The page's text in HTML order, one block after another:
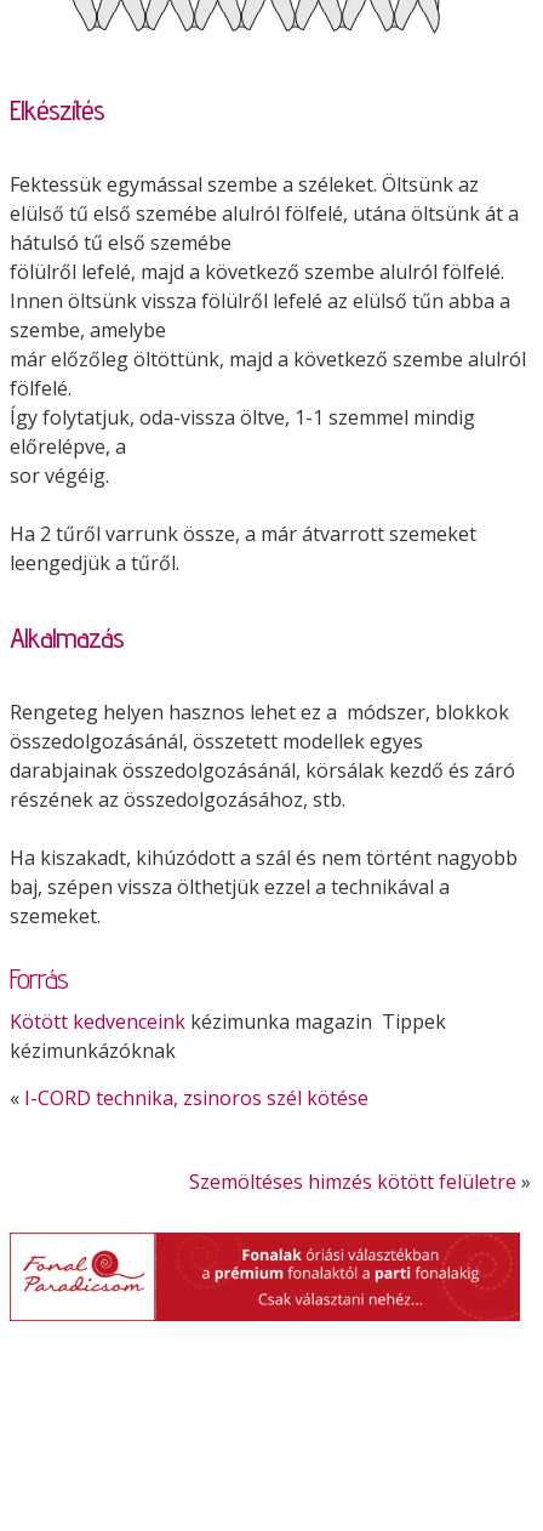
Elkészítés
Fektessük egymással szembe a széleket. Öltsünk az
elülső tű első szemébe alulról fölfelé, utána öltsünk át a
hátulsó tű első szemébe
fölülről lefelé, majd a következő szembe alulról fölfelé.
Innen öltsünk vissza fölülről lefelé az elülső tűn abba a
szembe, amelybe
már előzőleg öltöttünk, majd a következő szembe alulról
fölfelé.
Így folytatjuk, oda-vissza öltve, 1-1 szemmel mindig
előrelépve, a
sor végéig.
Ha 2 tűről varrunk össze, a már átvarrott szemeket
leengedjük a tűről.
Alkalmazás
Rengeteg helyen hasznos lehet ez a módszer, blokkok
összedolgozásánál, összetett modellek egyes
darabjainak összedolgozásánál, körsálak kezdő és záró
részének az összedolgozásához, stb.
Ha kiszakadt, kihúzódott a szál és nem történt nagyobb
baj, szépen vissza ölthetjük ezzel a technikával a
szemeket.
Forrás
Kötött kedvenceink kézimunka magazin Tippek
kézimunkázóknak
« I-CORD technika, zsinoros szél kötése
Szemöltéses himzés kötött felületre »